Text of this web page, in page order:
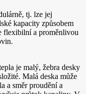
tj. lze jej
kapacity způsobem
flexibilní a proměnlivou
je malý, žebra desky
Malá deska může
a směr proudění a